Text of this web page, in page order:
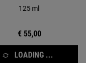
125 ml
€ 55,00
LOADING ...